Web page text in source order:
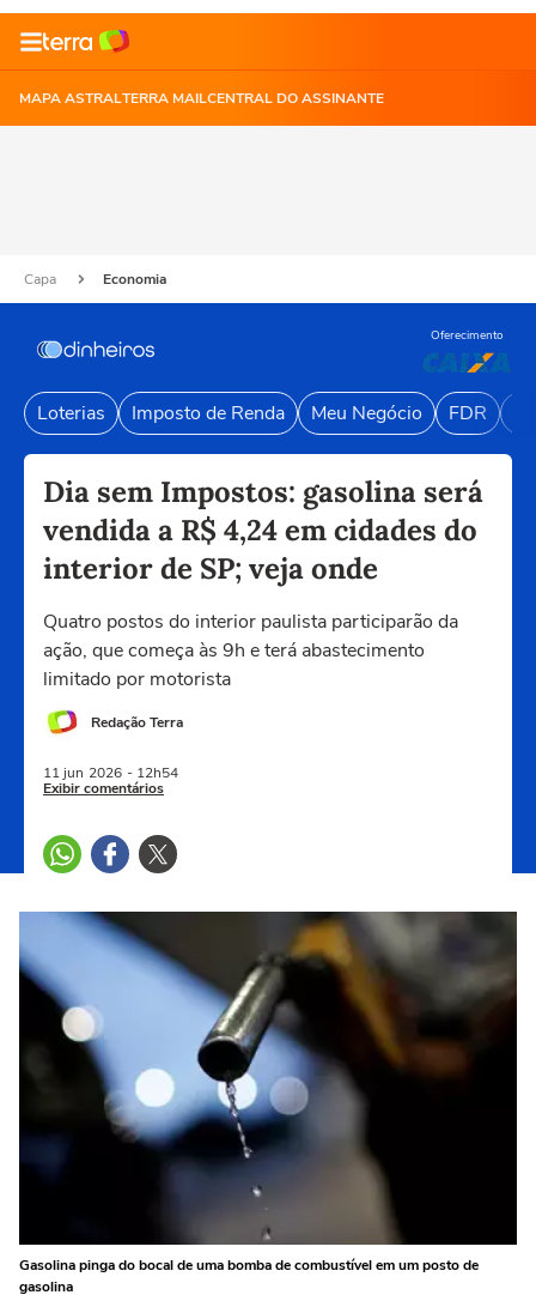
MAPA ASTRALTERRA MAILCENTRAL DO ASSINANTE
Capa Economia
Oferecimento
Loterias Imposto de Renda Meu Negócio FDR
Dia sem Impostos: gasolina será
vendida a R$ 4,24 em cidades do
interior de SP; veja onde
Quatro postos do interior paulista participarão da
ação, que começa às 9h e terá abastecimento
limitado por motorista
Redação Terra
11 jun 2026 - 12h54
Exibir comentários
Gasolina pinga do bocal de uma bomba de combustível em um posto de
gasolina